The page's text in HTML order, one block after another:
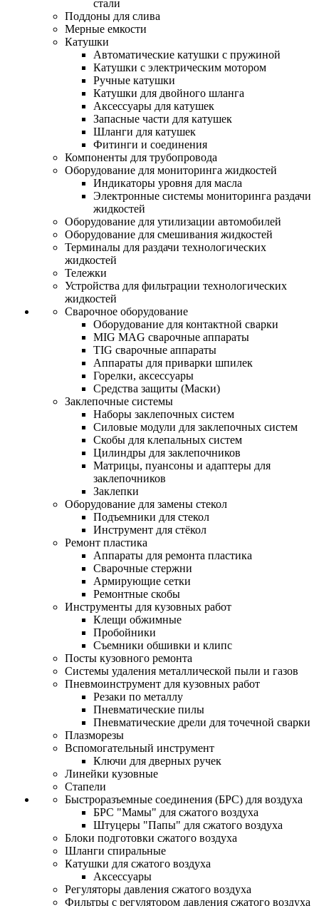
стали
Поддоны для слива
Мерные емкости
Катушки
Автоматические катушки с пружиной
Катушки с электрическим мотором
Ручные катушки
Катушки для двойного шланга
Аксессуары для катушек
Запасные части для катушек
Шланги для катушек
Фитинги и соединения
Компоненты для трубопровода
Оборудование для мониторинга жидкостей
Индикаторы уровня для масла
Электронные системы мониторинга раздачи
жидкостей
Оборудование для утилизации автомобилей
Оборудование для смешивания жидкостей
Терминалы для раздачи технологических
жидкостей
Тележки
Устройства для фильтрации технологических
жидкостей
Сварочное оборудование
Оборудование для контактной сварки
MIG MAG сварочные аппараты
TIG сварочные аппараты
Аппараты для приварки шпилек
Горелки, аксессуары
Средства защиты (Маски)
Заклепочные системы
Наборы заклепочных систем
Силовые модули для заклепочных систем
Скобы для клепальных систем
Цилиндры для заклепочников
Матрицы, пуансоны и адаптеры для
заклепочников
Заклепки
Оборудование для замены стекол
Подъемники для стекол
Инструмент для стёкол
Ремонт пластика
Аппараты для ремонта пластика
Сварочные стержни
Армирующие сетки
Ремонтные скобы
Инструменты для кузовных работ
Клещи обжимные
Пробойники
Съемники обшивки и клипс
Посты кузовного ремонта
Системы удаления металлической пыли и газов
Пневмоинструмент для кузовных работ
Резаки по металлу
Пневматические пилы
Пневматические дрели для точечной сварки
Плазморезы
Вспомогательный инструмент
Ключи для дверных ручек
Линейки кузовные
Стапели
Быстроразъемные соединения (БРС) для воздуха
БРС "Мамы" для сжатого воздуха
Штуцеры "Папы" для сжатого воздуха
Блоки подготовки сжатого воздуха
Шланги спиральные
Катушки для сжатого воздуха
Аксессуары
Регуляторы давления сжатого воздуха
Фильтры с регулятором давления сжатого воздуха